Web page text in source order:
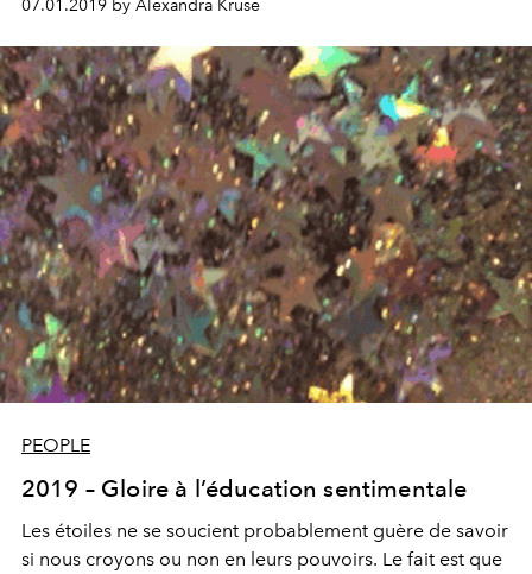
und wir alle ein kleiner Teil eines grossartig
orchestrierten Kosmos sind. Astrologische Qualitäten
helfen uns, das Jahr zu planen, vorauszuschauen und in
Harmonie zu leben.
07.01.2019 by Alexandra Kruse
PEOPLE
2019 – Gloire à l’éducation sentimentale
Les étoiles ne se soucient probablement guère de savoir
si nous croyons ou non en leurs pouvoirs. Le fait est que